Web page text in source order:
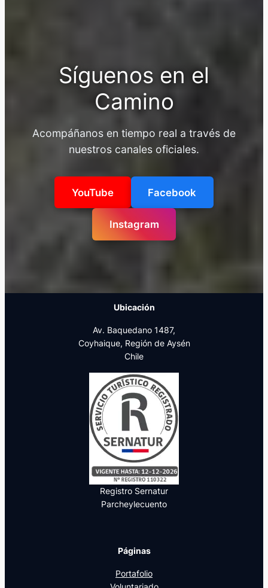
Síguenos en el
Camino
Acompáñanos en tiempo real a través de
nuestros canales oficiales.
YouTube Facebook
Instagram
Ubicación
Av. Baquedano 1487,
Coyhaique, Región de Aysén
Chile
Registro Sernatur
Parcheylecuento
Páginas
Portafolio